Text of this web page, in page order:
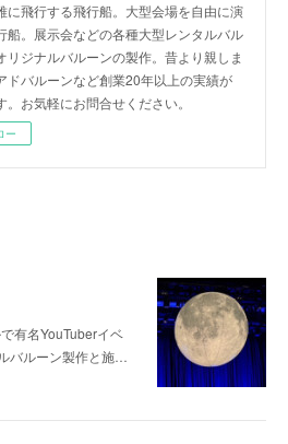
に飛行する飛行船。大型会場を自由に演
船。展示会などの各種大型レンタルバル
リジナルバルーンの製作。昔より親しま
ドバルーンなど創業20年以上の実績が
。お気軽にお問合せください。
ー
有名YouTuberイベ
バルーン製作と施…